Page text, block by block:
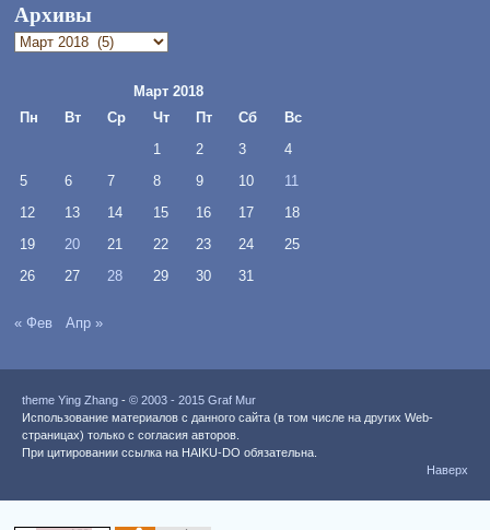
Архивы
Архивы
Март 2018
Пн
Вт Ср Чт Пт Сб
Вс
1
2 3
4
5
6 7 8 9 10
11
12
13 14 15 16 17
18
19
20 21 22 23 24
25
26
27 28 29 30 31
« Фев Апр »
theme Ying Zhang - © 2003 - 2015 Graf Mur
Использование материалов с данного сайта (в том числе на других Web-
страницах) только с согласия авторов.
При цитировании ссылка на HAIKU-DO обязательна.
Наверх